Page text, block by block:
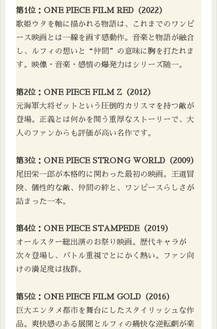
第1位：ONE PIECE FILM RED（2022）
歌姫ウタを軸に描かれる物語は、これまでのワンピ
ース映画とは一線を画す感動作。音楽と物語が融合
し、ルフィの想いと“仲間”の意味に胸を打たれま
す。映像・音楽・感情の爆発力はシリーズ随一。
第2位：ONE PIECE FILM Z（2012）
元海軍大将ゼットという圧倒的カリスマを持つ敵が
登場。正義とは何かを問う重厚なストーリーで、大
人のファンからも評価が高い名作です。
第3位：ONE PIECE STRONG WORLD（2009）
尾田栄一郎が本格的に関わった最初の映画。王道冒
険、個性的な敵、仲間の絆と、ワンピースらしさが
詰まった一本。
第4位：ONE PIECE STAMPEDE（2019）
オールスター総出演のお祭り映画。歴代キャラが
次々登場し、バトル重視でとにかく熱い。ファン向
けの満足度は抜群。
第5位：ONE PIECE FILM GOLD（2016）
巨大エンタメ都市を舞台にしたスタイリッシュな作
品。爽快感のある展開とルフィの痛快な逆転劇が楽